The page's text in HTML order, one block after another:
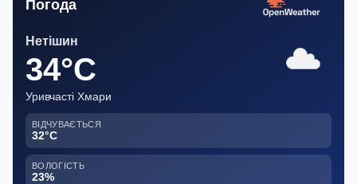
Погода
Нетішин
34°C
Уривчасті Хмари
ВІДЧУВАЄТЬСЯ
32°C
ВОЛОГІСТЬ
23%